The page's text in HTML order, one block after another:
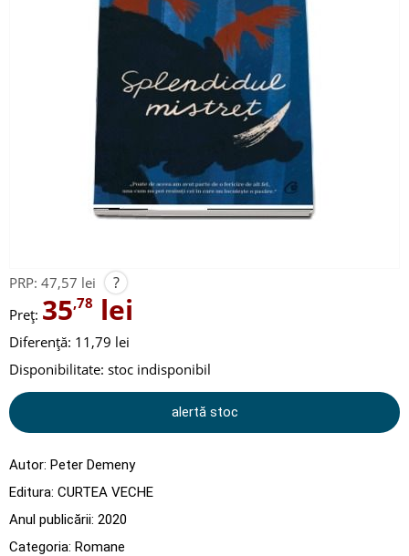
PRP: 47,57 lei ?
Preț: 35,78 lei
Diferență: 11,79 lei
Disponibilitate: stoc indisponibil
alertă stoc
Autor: Peter Demeny
Editura: CURTEA VECHE
Anul publicării: 2020
Categoria: Romane